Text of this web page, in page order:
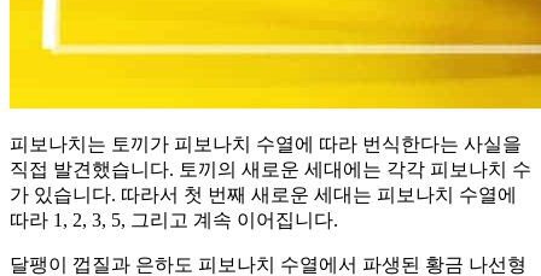
피보나치는 토끼가 피보나치 수열에 따라 번식한다는 사실을
직접 발견했습니다. 토끼의 새로운 세대에는 각각 피보나치 수
가 있습니다. 따라서 첫 번째 새로운 세대는 피보나치 수열에
따라 1, 2, 3, 5, 그리고 계속 이어집니다.
달팽이 껍질과 은하도 피보나치 수열에서 파생된 황금 나선형